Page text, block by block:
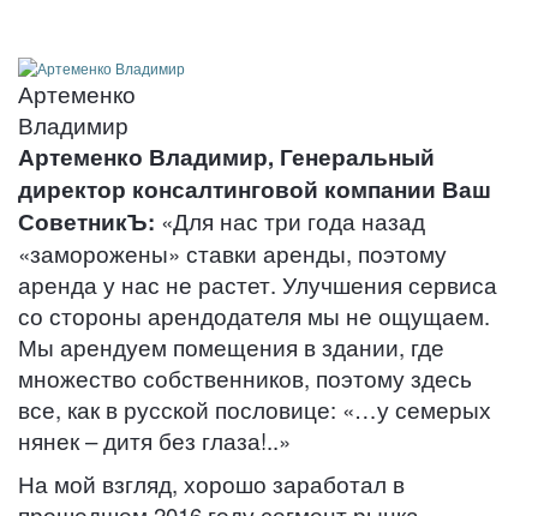
Артеменко
Владимир
Артеменко Владимир, Генеральный
директор консалтинговой компании Ваш
СоветникЪ: «Для нас три года назад
«заморожены» ставки аренды, поэтому
аренда у нас не растет. Улучшения сервиса
со стороны арендодателя мы не ощущаем.
Мы арендуем помещения в здании, где
множество собственников, поэтому здесь
все, как в русской пословице: «…у семерых
нянек – дитя без глаза!..»
На мой взгляд, хорошо заработал в